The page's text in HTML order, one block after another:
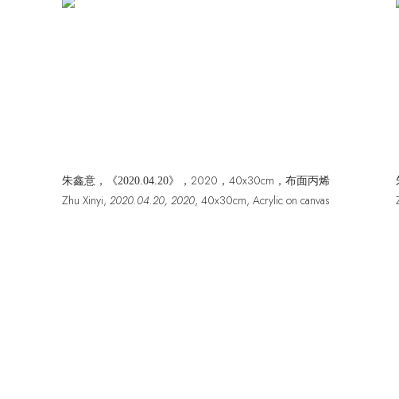
朱鑫意，《2020.04.20》， 2020，40x30cm，布面丙烯
Zhu Xinyi, 2020.04.20, 2020, 40x30cm, Acrylic on canvas